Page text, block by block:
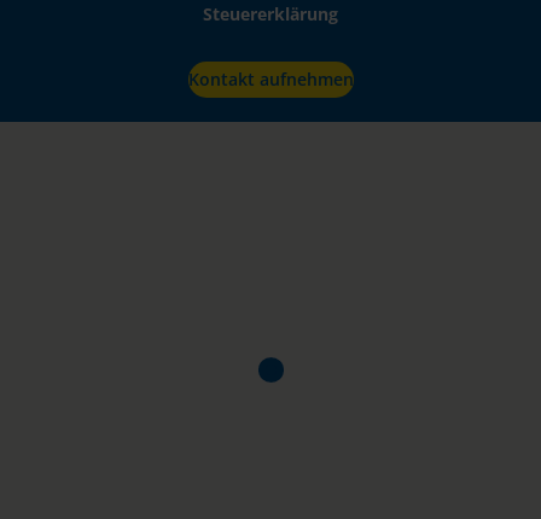
Steuererklärung
Kontakt aufnehmen